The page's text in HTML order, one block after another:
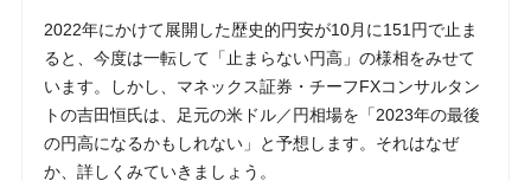
2022年にかけて展開した歴史的円安が10月に151円で止ま
ると、今度は一転して「止まらない円高」の様相をみせて
います。しかし、マネックス証券・チーフFXコンサルタン
トの吉田恒氏は、足元の米ドル／円相場を「2023年の最後
の円高になるかもしれない」と予想します。それはなぜ
か、詳しくみていきましょう。